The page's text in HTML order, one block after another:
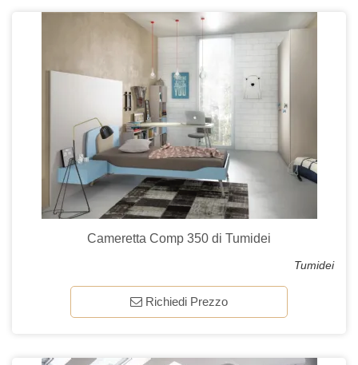
Cameretta Comp 350 di Tumidei
Tumidei
Richiedi Prezzo